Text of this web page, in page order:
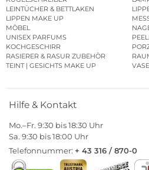
LEINTÜCHER & BETTLAKEN
LIPPEN MAKE UP
MÖBEL
UNISEX PARFUMS
KOCHGESCHIRR
RASIERER & RASUR ZUBEHÖR
TEINT | GESICHTS MAKE UP
Hilfe & Kontakt
Mo.–Fr. 9:30 bis 18:30 Uhr
Sa. 9:30 bis 18:00 Uhr
Telefonnummer: + 43 316 / 870-0